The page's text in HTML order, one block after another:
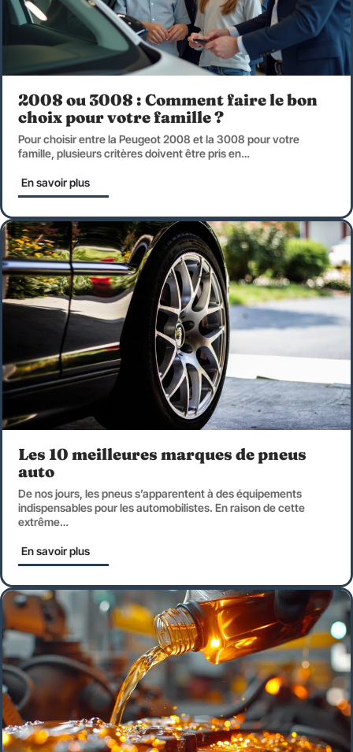
2008 ou 3008 : Comment faire le bon
choix pour votre famille ?
Pour choisir entre la Peugeot 2008 et la 3008 pour votre
famille, plusieurs critères doivent être pris en…
En savoir plus
Les 10 meilleures marques de pneus
auto
De nos jours, les pneus s’apparentent à des équipements
indispensables pour les automobilistes. En raison de cette
extrême…
En savoir plus